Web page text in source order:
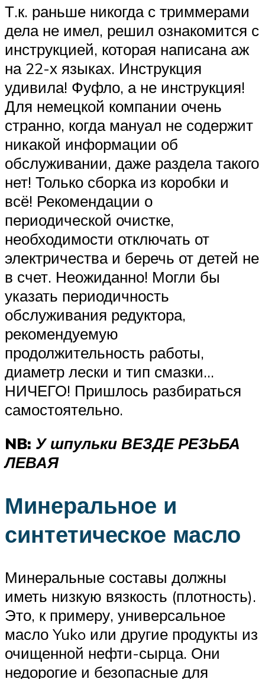
Т.к. раньше никогда с триммерами
дела не имел, решил ознакомится с
инструкцией, которая написана аж
на 22-х языках. Инструкция
удивила! Фуфло, а не инструкция!
Для немецкой компании очень
странно, когда мануал не содержит
никакой информации об
обслуживании, даже раздела такого
нет! Только сборка из коробки и
всё! Рекомендации о
периодической очистке,
необходимости отключать от
электричества и беречь от детей не
в счет. Неожиданно! Могли бы
указать периодичность
обслуживания редуктора,
рекомендуемую
продолжительность работы,
диаметр лески и тип смазки…
НИЧЕГО! Пришлось разбираться
самостоятельно.
NB: У шпульки ВЕЗДЕ РЕЗЬБА
ЛЕВАЯ
Минеральное и
синтетическое масло
Минеральные составы должны
иметь низкую вязкость (плотность).
Это, к примеру, универсальное
масло Yuko или другие продукты из
очищенной нефти-сырца. Они
недорогие и безопасные для